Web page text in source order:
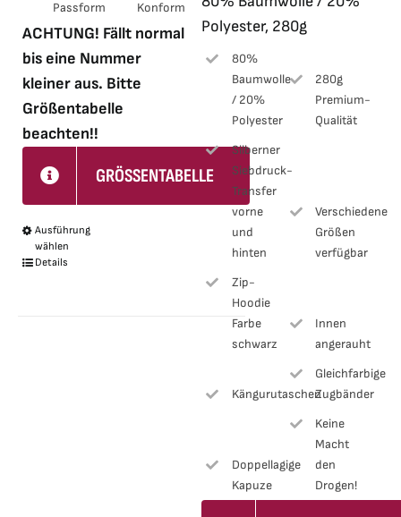
Passform Konform
ACHTUNG! Fällt normal
bis eine Nummer
kleiner aus. Bitte
Größentabelle
beachten!!
GRÖSSENTABELLE
Ausführung
wählen
Details
Polyester, 280g
80%
Baumwolle
/ 20%
Polyester
280g
Premium-
Qualität
Silberner
Siebdruck-
Transfer
vorne
und
hinten
Verschiedene
Größen
verfügbar
Zip-
Hoodie
Farbe
schwarz
Innen
angerauht
Kängurutaschen
Gleichfarbige
Zugbänder
Doppellagige
Kapuze
Keine
Macht
den
Drogen!